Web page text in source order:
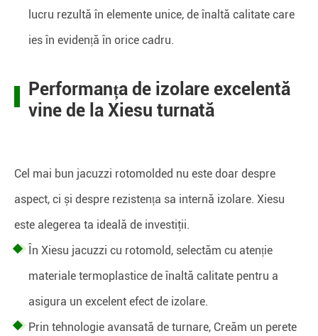
lucru rezultă în elemente unice, de înaltă calitate care
ies în evidență în orice cadru.
Performanța de izolare excelentă
vine de la Xiesu turnată
Cel mai bun jacuzzi rotomolded nu este doar despre
aspect, ci și despre rezistența sa internă izolare. Xiesu
este alegerea ta ideală de investiţii.
În Xiesu jacuzzi cu rotomold, selectăm cu atenție
materiale termoplastice de înaltă calitate pentru a
asigura un excelent efect de izolare.
Prin tehnologie avansată de turnare, Creăm un perete